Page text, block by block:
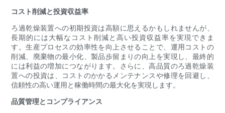
コスト削減と投資収益率
ろ過乾燥装置への初期投資は高額に思えるかもしれませんが、
長期的には大幅なコスト削減と高い投資収益率を実現できま
す。生産プロセスの効率性を向上させることで、運用コストの
削減、廃棄物の最小化、製品歩留まりの向上を実現し、最終的
には利益の増加につながります。さらに、高品質のろ過乾燥装
置への投資は、コストのかかるメンテナンスや修理を回避し、
信頼性の高い運用と稼働時間の最大化を実現します。
品質管理とコンプライアンス